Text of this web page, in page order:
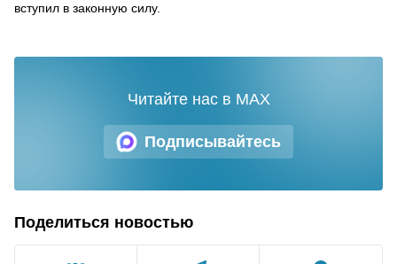
вступил в законную силу.
Подписывайтесь
Читайте нас в MAX
Поделиться новостью